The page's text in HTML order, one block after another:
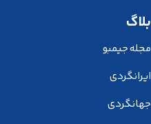
بلاگ
مجله جیمبو
ایرانگردی
جهانگردی